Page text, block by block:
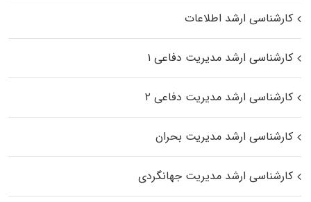
کارشناسی ارشد اطلاعات
کارشناسی ارشد مدیریت دفاعی ۱
کارشناسی ارشد مدیریت دفاعی ۲
کارشناسی ارشد مدیریت بحران
کارشناسی ارشد مدیریت جهانگردی